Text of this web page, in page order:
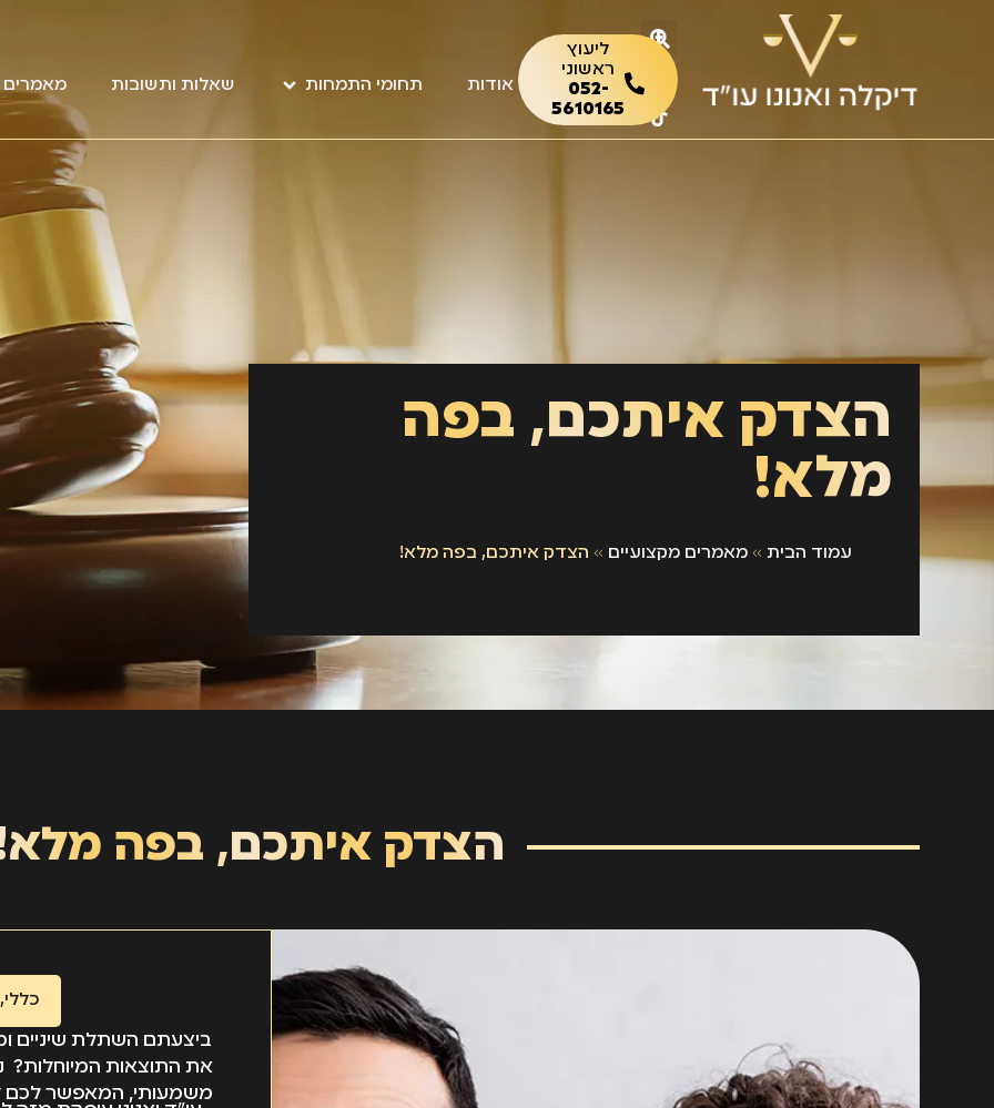
ליעוץ
ראשוני
052-
5610165
אודות תחומי התמחות שאלות ותשובות מאמרים
הצדק איתכם, בפה
מלא!
עמוד הבית» מאמרים מקצועיים » הצדק איתכם, בפה מלא!
הצדק איתכם, בפה
כללי,
ביצעתם השתלת שיניים
את התוצאות המיוחלות?
משמעותי, המאפשר לכם